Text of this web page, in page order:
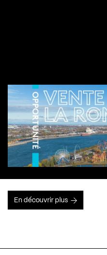
En découvrir plus